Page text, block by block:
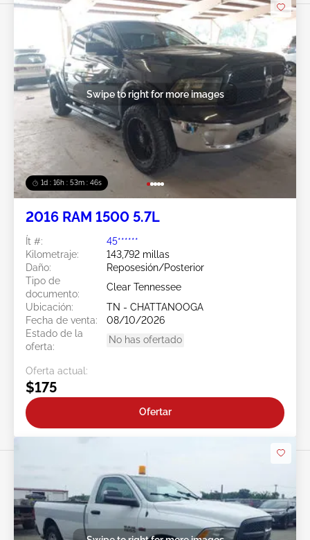
1d : 16h : 53m : 44s
Swipe to right for more images
2016 RAM 1500 5.7L
Ít #:
45******
Kilometraje:
143,792 millas
Daño:
Reposesión/Posterior
Tipo de
documento:
Clear Tennessee
Ubicación:
TN - CHATTANOOGA
Fecha de venta:
08/10/2026
Estado de la
oferta:
No has ofertado
Oferta actual:
$175
Ofertar